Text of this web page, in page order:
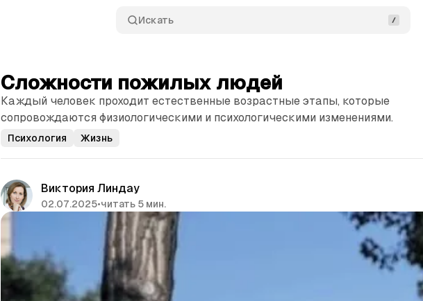
Искать
Сложности пожилых людей
Каждый человек проходит естественные возрастные этапы, которые
сопровождаются физиологическими и психологическими изменениями.
Психология Жизнь
Виктория Линдау
02.07.2025•читать 5 мин.